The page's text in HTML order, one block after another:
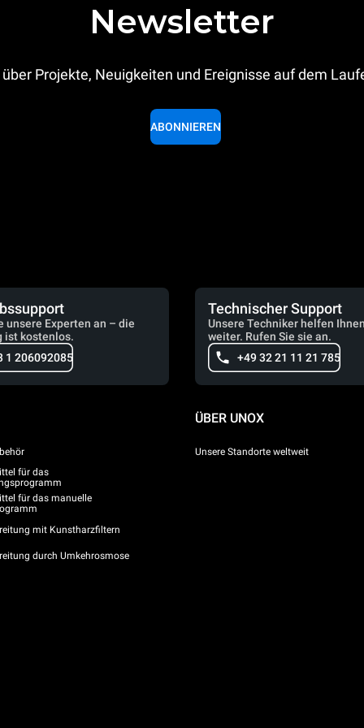
Newsletter
Projekte, Neuigkeiten und Ereignisse auf dem
ABONNIEREN
unsere Experten an – die
ist kostenlos.
1 206092085
Technischer Support
Unsere Techniker helfen
weiter. Rufen Sie sie an.
+49 32 21 11 21 785
für das
für das manuelle
mit Kunstharzfiltern
durch Umkehrosmose
ÜBER UNOX
Unsere Standorte weltweit